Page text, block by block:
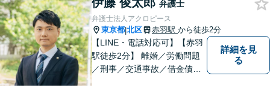
弁護士
弁護士法人アクロピース
東京都|北区 赤羽駅 から徒歩2分
【LINE・電話対応可】【赤羽
駅徒歩2分】 離婚／労働問題
／刑事／交通事故／借金債務
詳細を見
る